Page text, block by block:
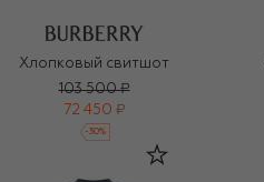
Хлопковый свитшот
103 500 ₽
72 450 ₽
-30%